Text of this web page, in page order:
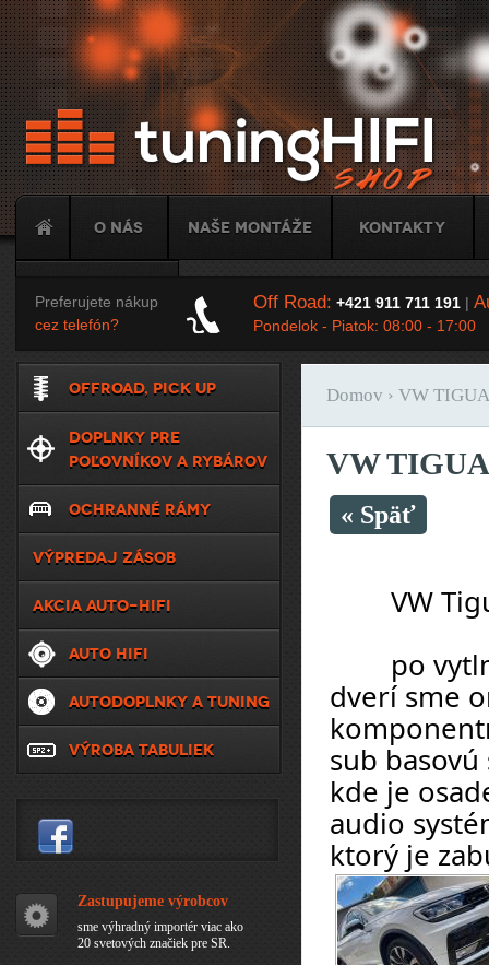
O nás Naše montáže Kontakty
Tuning
Preferujete nákup
cez telefón?
Off Road: +421 911 711 191|
Pondelok - Piatok: 08:00 - 17:00
Nachádzate sa
Domov › VW
VW
« Späť
VW
dverí sme
sub
kde je
audio
ktorý je
OFFROAD, PICK UP
DOPLNKY PRE
POĽOVNÍKOV A RYBÁROV
OCHRANNÉ RÁMY
VÝPREDAJ ZÁSOB
AKCIA AUTO-HIFI
AUTO HIFI
AUTODOPLNKY A TUNING
VÝROBA TABULIEK
Zastupujeme výrobcov
sme výhradný importér viac ako
20 svetových značiek pre SR.